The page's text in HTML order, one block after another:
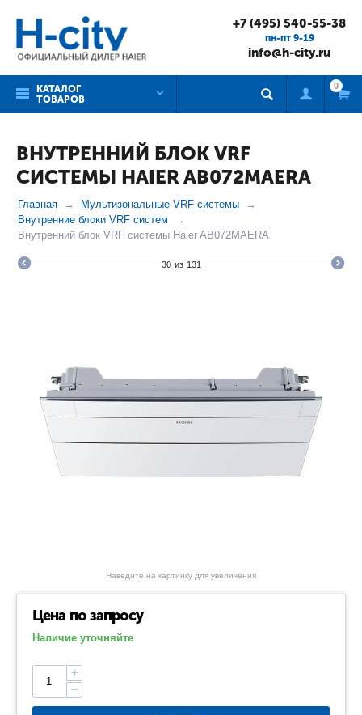
+7 (495) 540-55-38
пн-пт 9-19
info@h-city.ru
КАТАЛОГ
ТОВАРОВ
0
ВНУТРЕННИЙ БЛОК VRF
СИСТЕМЫ HAIER AB072MAERA
Главная
Мультизональные VRF системы
Внутренние блоки VRF систем
Внутренний блок VRF системы Haier AB072MAERA
30 из 131
Наведите на картинку для увеличения
Цена по запросу
Наличие уточняйте
+
−